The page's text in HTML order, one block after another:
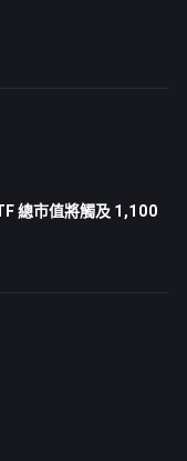
總市值將觸及 1,100